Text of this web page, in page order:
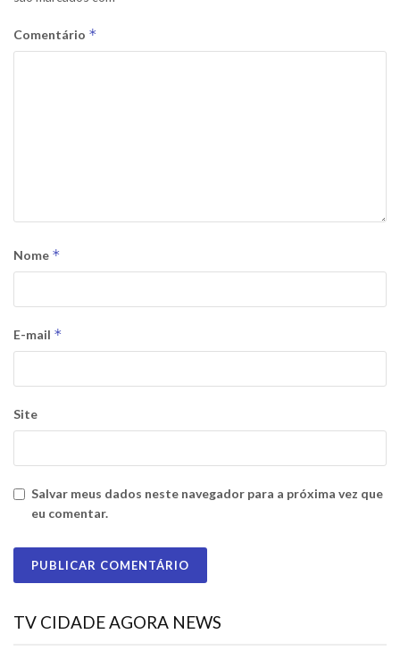
Comentário *
Nome *
E-mail *
Site
Salvar meus dados neste navegador para a próxima vez que
eu comentar.
TV CIDADE AGORA NEWS